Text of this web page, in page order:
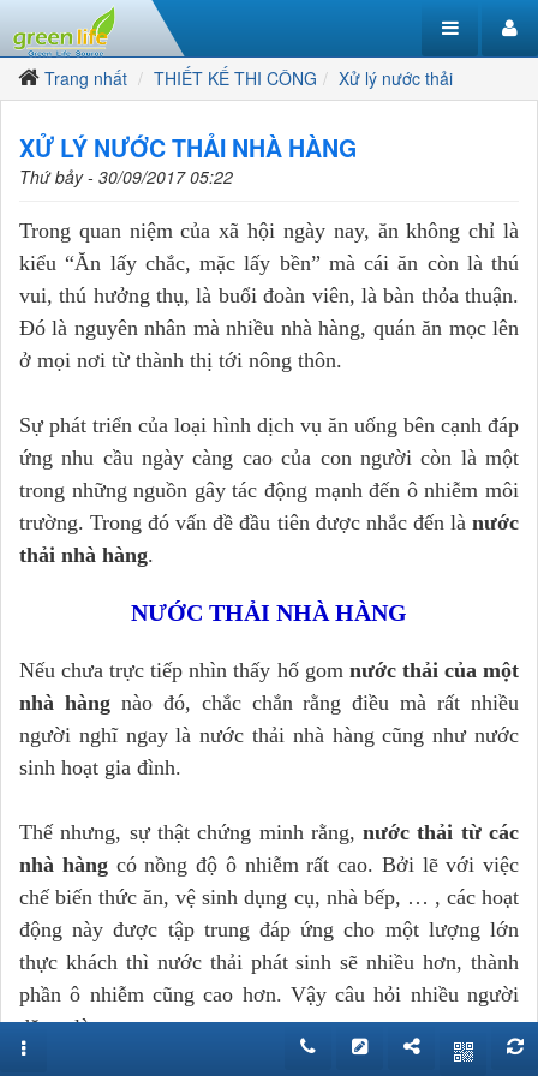
Trang nhất THIẾT KẾ THI CÔNG Xử lý nước thải
XỬ LÝ NƯỚC THẢI NHÀ HÀNG
Thứ bảy - 30/09/2017 05:22
Trong quan niệm của xã hội ngày nay, ăn không chỉ là
kiểu “Ăn lấy chắc, mặc lấy bền” mà cái ăn còn là thú
vui, thú hưởng thụ, là buổi đoàn viên, là bàn thỏa thuận.
Đó là nguyên nhân mà nhiều nhà hàng, quán ăn mọc lên
ở mọi nơi từ thành thị tới nông thôn.
Sự phát triển của loại hình dịch vụ ăn uống bên cạnh đáp
ứng nhu cầu ngày càng cao của con người còn là một
trong những nguồn gây tác động mạnh đến ô nhiễm môi
trường. Trong đó vấn đề đầu tiên được nhắc đến là nước
thải nhà hàng.
NƯỚC THẢI NHÀ HÀNG
Nếu chưa trực tiếp nhìn thấy hố gom nước thải của một
nhà hàngnào đó, chắc chắn rằng điều mà rất nhiều
người nghĩ ngay là nước thải nhà hàng cũng như nước
sinh hoạt gia đình.
Thế nhưng, sự thật chứng minh rằng,nước thải từ các
nhà hàngcó nồng độ ô nhiễm rất cao. Bởi lẽ với việc
chế biến thức ăn, vệ sinh dụng cụ, nhà bếp, … , các hoạt
động này được tập trung đáp ứng cho một lượng lớn
thực khách thì nước thải phát sinh sẽ nhiều hơn, thành
phần ô nhiễm cũng cao hơn. Vậy câu hỏi nhiều người
đặt ra là: